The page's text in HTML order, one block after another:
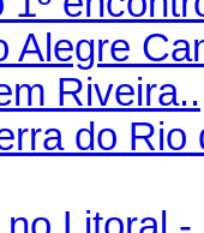
Alegre
Riveira..
do